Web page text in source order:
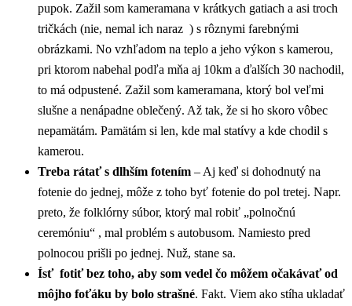
pupok. Zažil som kameramana v krátkych gatiach a asi troch
tričkách (nie, nemal ich naraz ) s rôznymi farebnými
obrázkami. No vzhľadom na teplo a jeho výkon s kamerou,
pri ktorom nabehal podľa mňa aj 10km a ďalších 30 nachodil,
to má odpustené. Zažil som kameramana, ktorý bol veľmi
slušne a nenápadne oblečený. Až tak, že si ho skoro vôbec
nepamätám. Pamätám si len, kde mal statívy a kde chodil s
kamerou.
Treba rátať s dlhším fotením – Aj keď si dohodnutý na
fotenie do jednej, môže z toho byť fotenie do pol tretej. Napr.
preto, že folklórny súbor, ktorý mal robiť „polnočnú
ceremóniu“ , mal problém s autobusom. Namiesto pred
polnocou prišli po jednej. Nuž, stane sa.
Ísť fotiť bez toho, aby som vedel čo môžem očakávať od
môjho foťáku by bolo strašné. Fakt. Viem ako stíha ukladať